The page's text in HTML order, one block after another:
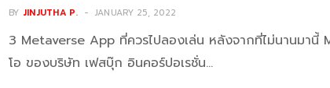
BY JINJUTHA P. JANUARY 25, 2022
3 Metaverse App ที่ควรไปลองเล่น หลังจากที่ไม่นานมานี้
โอ ของบริษัท เฟสบุ๊ก อินคอร์ปอเรชั่น…